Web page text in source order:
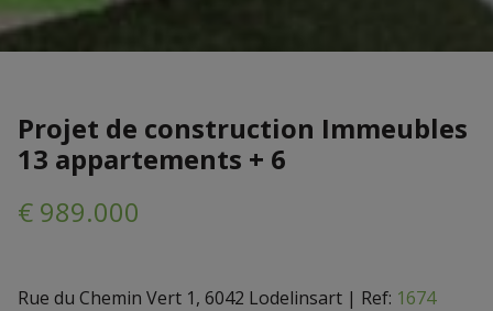
Projet de construction Immeubles
13 appartements + 6
€ 989.000
Rue du Chemin Vert 1, 6042 Lodelinsart | Ref: 1674